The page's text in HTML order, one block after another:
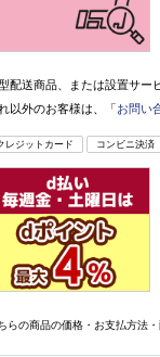
配送商品、または設置サー
以外のお客様は、「お問い
レジットカード コンビニ決済
らの商品の価格・お支払方法